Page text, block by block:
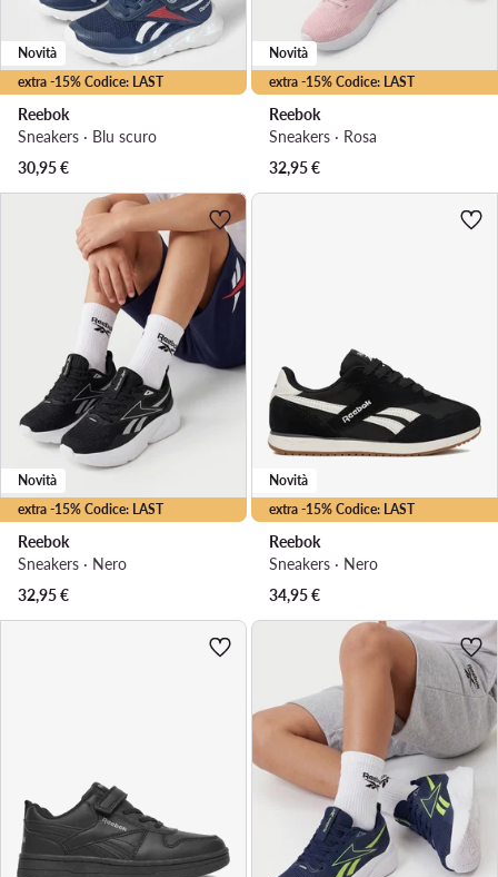
extra -15% Codice: LAST
Novità
Reebok
Sneakers · Blu scuro
30,95€
extra -15% Codice: LAST
Novità
Reebok
Sneakers · Rosa
32,95€
extra -15% Codice: LAST
Novità
Reebok
Sneakers · Nero
32,95€
extra -15% Codice: LAST
Novità
Reebok
Sneakers · Nero
34,95€